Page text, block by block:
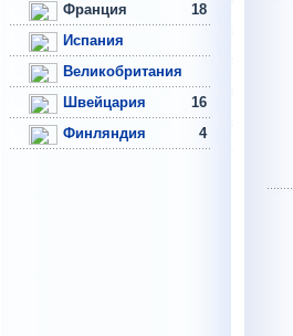
Франция
18
Испания
Великобритания
Швейцария
16
Финляндия
4